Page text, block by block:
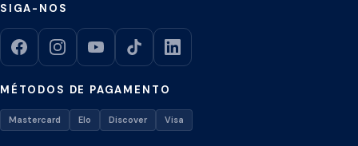
SIGA-NOS
MÉTODOS DE PAGAMENTO
Mastercard Elo Discover Visa